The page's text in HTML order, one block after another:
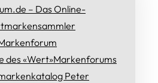
– Das Online-
des «Wert»Markenforums
Peter